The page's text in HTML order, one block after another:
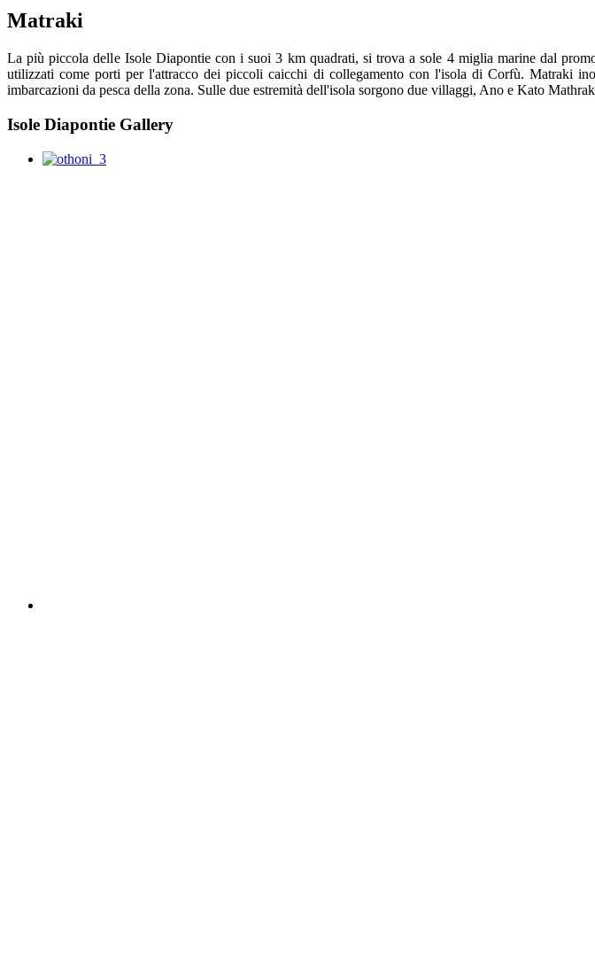
Matraki
La più piccola delle Isole Diapontie con i suoi 3 km quadrati, si trova a sole 4 miglia marine dal
utilizzati come porti per l'attracco dei piccoli caicchi di collegamento con l'isola di Corfù. Matraki
imbarcazioni da pesca della zona. Sulle due estremità dell'isola sorgono due villaggi, Ano e Kato
Isole Diapontie Gallery